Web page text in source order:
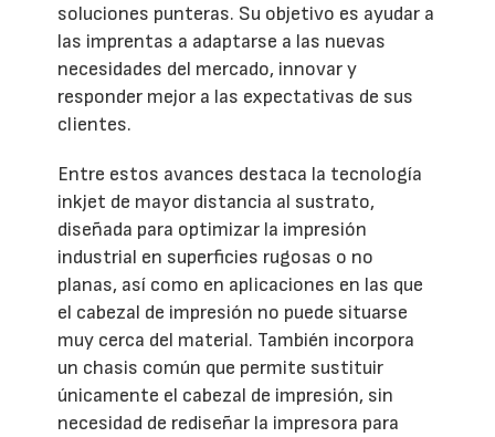
soluciones punteras. Su objetivo es ayudar a
las imprentas a adaptarse a las nuevas
necesidades del mercado, innovar y
responder mejor a las expectativas de sus
clientes.
Entre estos avances destaca la tecnología
inkjet de mayor distancia al sustrato,
diseñada para optimizar la impresión
industrial en superficies rugosas o no
planas, así como en aplicaciones en las que
el cabezal de impresión no puede situarse
muy cerca del material. También incorpora
un chasis común que permite sustituir
únicamente el cabezal de impresión, sin
necesidad de rediseñar la impresora para